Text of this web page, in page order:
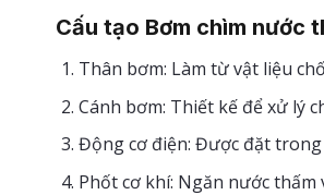
Cấu tạo Bơm chìm nước
Thân bơm: Làm từ vật liệu
Cánh bơm: Thiết kế để xử lý
Động cơ điện: Được đặt
Phốt cơ khí: Ngăn nước thấm